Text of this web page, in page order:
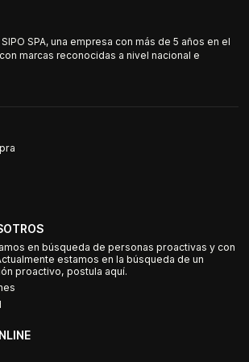
SIPO SPA, una empresa con más de 5 años en el
marcas reconocidas a nivel nacional e
en búsqueda de personas proactivas y con
estamos en la búsqueda de un
proactivo, postula aquí.